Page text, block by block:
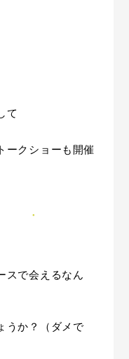
て
ークショーも開催
スで会えるなん
うか？（ダメで